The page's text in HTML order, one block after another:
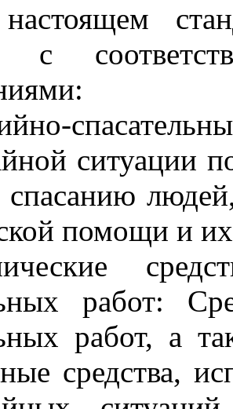
с
ситуации
спасанию
помощи и их
работ:
работ, а
средства,